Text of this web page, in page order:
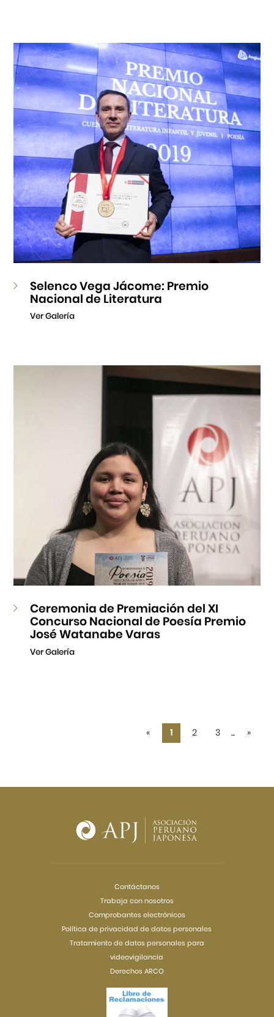
Selenco Vega Jácome: Premio
Nacional de Literatura
Ver Galería
Ceremonia de Premiación del XI
Concurso Nacional de Poesía Premio
José Watanabe Varas
Ver Galería
« 1 2 3 ... »
Contáctanos
Trabaja con nosotros
Comprobantes electrónicos
Política de privacidad de datos personales
Tratamiento de datos personales para
videovigilancia
Derechos ARCO